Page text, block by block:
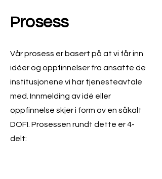
Prosess
Vår prosess er basert på at vi får inn
idéer og oppfinnelser fra ansatte de
institusjonene vi har tjenesteavtale
med. Innmelding av idé eller
oppfinnelse skjer i form av en såkalt
DOFI. Prosessen rundt dette er 4-
delt: